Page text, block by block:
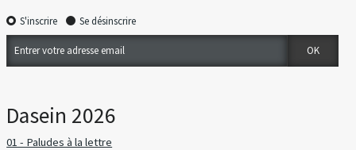
S'inscrire Se désinscrire
Dasein 2026
01 - Paludes à la lettre